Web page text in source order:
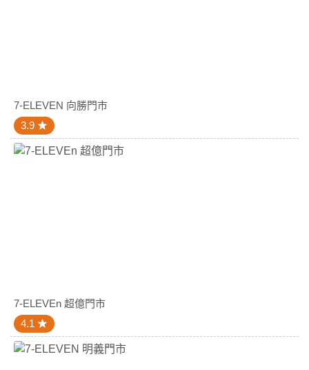
7-ELEVEN 向勝門市
3.9
7-ELEVEn 超億門市
4.1